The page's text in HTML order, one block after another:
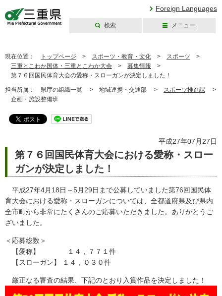
Foreign Languages
検索 メニュー
現在位置： トップページ > スポーツ・教育・文化 > スポーツ >
三重とこわか国体・三重とこわか大会 > 募集情報 >
第７６回国民体育大会の愛称・スローガンが決定しました！
担当所属： 県庁の組織一覧 > 地域連携・交通部 > スポーツ推進課 >
企画・施設整備班
平成27年07月27日
第７６回国民体育大会における愛称・スロー
ガンが決定しました！
平成27年4月18日～5月29日まで公募していました第76回国民体
育大会における愛称・スローガンについては、全都道府県及び県内
全市町から非常にたくさんのご応募いただきました。ありがとうご
ざいました。
＜応募総数＞
【愛称】 １４，７７１件
【スローガン】 １４，０３０件
厳正なる審査の結果、下記のとおり入賞作品を決定しました！